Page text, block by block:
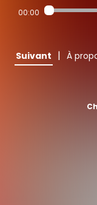
00:00
Suivant | À